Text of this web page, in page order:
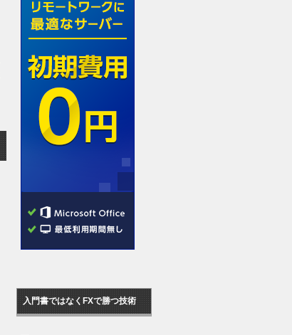
入門書ではなくFXで勝つ技術